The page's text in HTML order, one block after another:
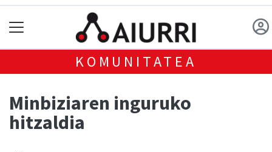
KOMUNITATEA
Minbiziaren inguruko
hitzaldia